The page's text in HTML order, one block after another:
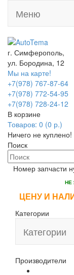
Меню
г. Симферополь,
ул. Бородина, 12
Мы на карте!
+7(978) 767-87-64
+7(978) 772-54-95
+7(978) 728-24-12
В корзине
Товаров: 0 (0 р.)
Ничего не куплено!
Поиск
Номер запчасти
НЕ
ЦЕНУ И
Категории
Категории
Производители